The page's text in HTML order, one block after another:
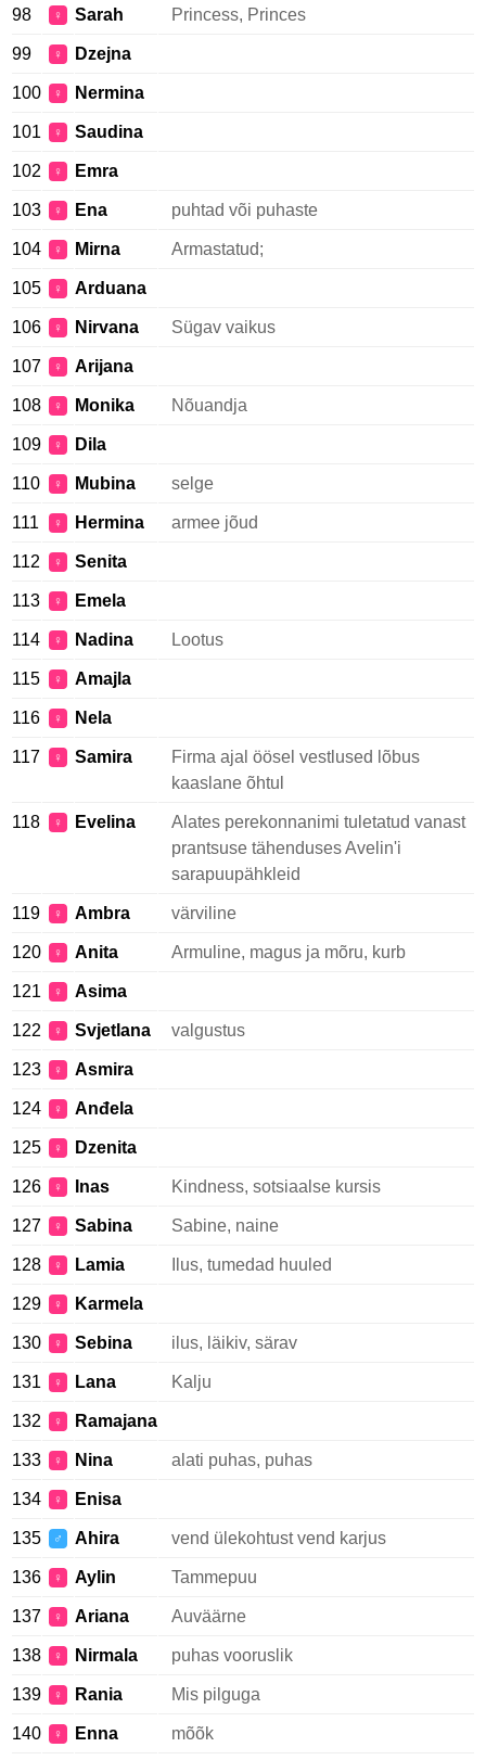
98 ♀ Sarah Princess, Princes
99 ♀ Dzejna
100 ♀ Nermina
101 ♀ Saudina
102 ♀ Emra
103 ♀ Ena puhtad või puhaste
104 ♀ Mirna Armastatud;
105 ♀ Arduana
106 ♀ Nirvana Sügav vaikus
107 ♀ Arijana
108 ♀ Monika Nõuandja
109 ♀ Dila
110 ♀ Mubina selge
111 ♀ Hermina armee jõud
112 ♀ Senita
113 ♀ Emela
114 ♀ Nadina Lootus
115 ♀ Amajla
116 ♀ Nela
117 ♀ Samira
Firma ajal öösel vestlused lõbus
kaaslane õhtul
118 ♀ Evelina
Alates perekonnanimi tuletatud vanast
prantsuse tähenduses Avelin'i
sarapuupähkleid
119 ♀ Ambra värviline
120 ♀ Anita Armuline, magus ja mõru, kurb
121 ♀ Asima
122 ♀ Svjetlana valgustus
123 ♀ Asmira
124 ♀ Anđela
125 ♀ Dzenita
126 ♀ Inas Kindness, sotsiaalse kursis
127 ♀ Sabina Sabine, naine
128 ♀ Lamia Ilus, tumedad huuled
129 ♀ Karmela
130 ♀ Sebina ilus, läikiv, särav
131 ♀ Lana Kalju
132 ♀ Ramajana
133 ♀ Nina alati puhas, puhas
134 ♀ Enisa
135 ♂ Ahira vend ülekohtust vend karjus
136 ♀ Aylin Tammepuu
137 ♀ Ariana Auväärne
138 ♀ Nirmala puhas vooruslik
139 ♀ Rania Mis pilguga
140 ♀ Enna mõõk